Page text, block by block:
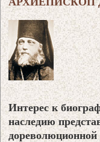
Интерес к
наследию